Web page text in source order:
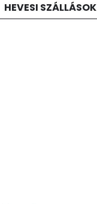
HEVESI SZÁLLÁSOK